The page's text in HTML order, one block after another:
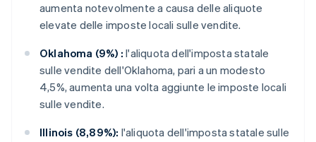
aumenta notevolmente a causa delle aliquote
elevate delle imposte locali sulle vendite.
Oklahoma (9%) : l'aliquota dell'imposta statale
sulle vendite dell'Oklahoma, pari a un modesto
4,5%, aumenta una volta aggiunte le imposte locali
sulle vendite.
Illinois (8,89%): l'aliquota dell'imposta statale sulle